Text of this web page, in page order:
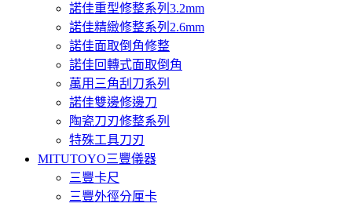
諾佳重型修整系列3.2mm
諾佳精緻修整系列2.6mm
諾佳面取倒角修整
諾佳回轉式面取倒角
萬用三角刮刀系列
諾佳雙邊修邊刀
陶瓷刀刃修整系列
特殊工具刀刃
MITUTOYO三豐儀器
三豐卡尺
三豐外徑分厘卡